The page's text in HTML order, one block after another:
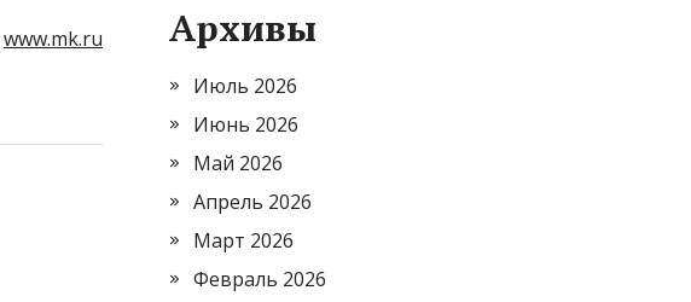
www.mk.ru Архивы
Июль 2026
Июнь 2026
Май 2026
Апрель 2026
Март 2026
Февраль 2026